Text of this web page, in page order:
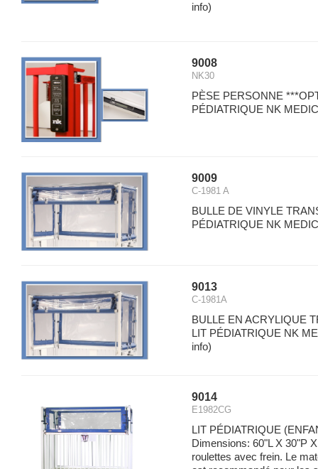
info)
9008
NK30
PÈSE PERSONNE
PÉDIATRIQUE NK
9009
C-1981 A
BULLE DE VINYLE
PÉDIATRIQUE NK
9013
C-1981A
BULLE EN ACRYLIQUE
LIT PÉDIATRIQUE NK
info)
9014
E1982CG
LIT PÉDIATRIQUE
Dimensions: 60"L X 30"P
roulettes avec frein. Le